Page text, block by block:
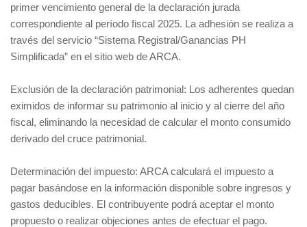
primer vencimiento general de la declaración jurada
correspondiente al período fiscal 2025. La adhesión se realiza a
través del servicio “Sistema Registral/Ganancias PH
Simplificada” en el sitio web de ARCA.
Exclusión de la declaración patrimonial: Los adherentes quedan
eximidos de informar su patrimonio al inicio y al cierre del año
fiscal, eliminando la necesidad de calcular el monto consumido
derivado del cruce patrimonial.
Determinación del impuesto: ARCA calculará el impuesto a
pagar basándose en la información disponible sobre ingresos y
gastos deducibles. El contribuyente podrá aceptar el monto
propuesto o realizar objeciones antes de efectuar el pago.